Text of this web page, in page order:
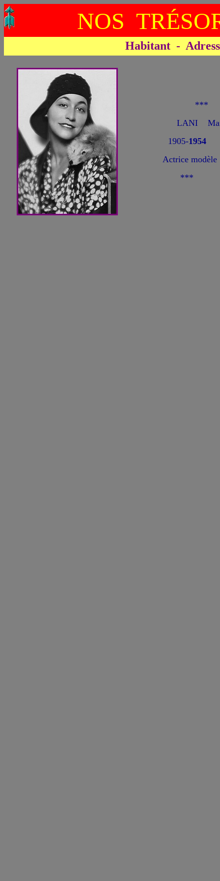
NOS
Habitant -
***
LANI
1905-1954
Actrice modèle
***